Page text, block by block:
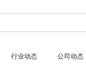
行业动态 公司动态